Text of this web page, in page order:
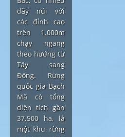
dãy núi với
các đỉnh cao
trên 1.000m
chạy ngang
theo hướng từ
Tây sang
Đông. Rừng
quốc gia Bạch
Mã có tổng
diện tích gần
37.500 ha, là
một khu rừng